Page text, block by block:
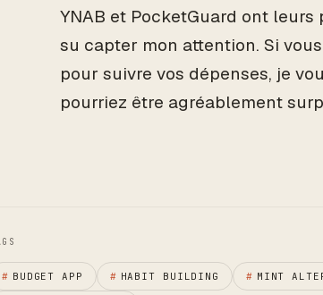
YNAB et PocketGuard ont
su capter mon attention. Si
pour suivre vos dépenses, je
pourriez être agréablement
# BUDGET APP # HABIT BUILDING # MINT